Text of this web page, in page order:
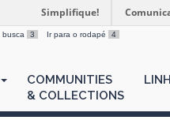
Simplifique!
busca 3 Ir para o rodapé 4
COMMUNITIES
& COLLECTIONS